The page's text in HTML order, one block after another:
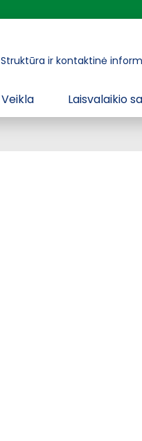
Struktūra ir kontaktinė
Veikla Laisvalaikio